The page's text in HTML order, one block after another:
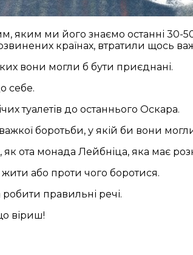
яким ми його знаємо останні 30-
країнах, втратили щось
вони могли б бути приєднані.
себе.
туалетів до останнього Оскара.
боротьби, у якій би вони могли
ота монада Лейбніца, яка має
або проти чого боротися.
правильні речі.
віриш!